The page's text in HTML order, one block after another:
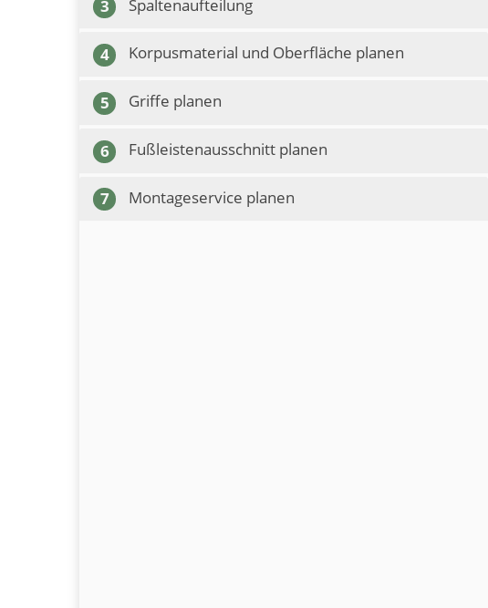
3 Spaltenaufteilung
4 Korpusmaterial und Oberfläche planen
5 Griffe planen
6 Fußleistenausschnitt planen
7 Montageservice planen